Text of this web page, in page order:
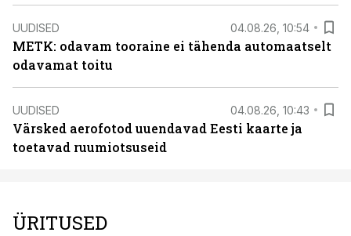
UUDISED 04.08.26, 10:54
METK: odavam tooraine ei tähenda automaatselt
odavamat toitu
UUDISED 04.08.26, 10:43
Värsked aerofotod uuendavad Eesti kaarte ja
toetavad ruumiotsuseid
ÜRITUSED